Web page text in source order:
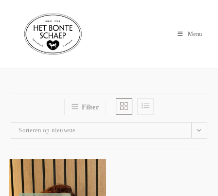
Menu
Filter
Sorteren op nieuwste